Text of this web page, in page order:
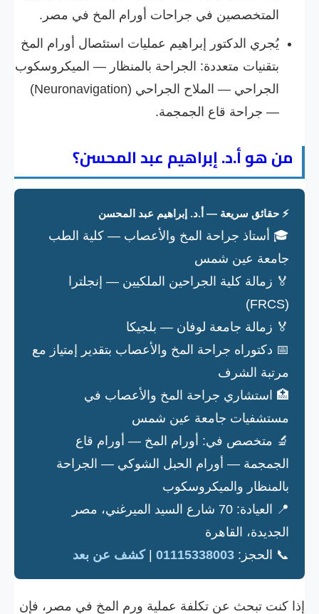
المتخصصين في جراحات أورام المخ في مصر.
يُجري الدكتور إبراهيم عمليات استئصال أورام المخ
بتقنيات متعددة: الجراحة بالمنظار — الميكروسكوب
الجراحي — الملاح الجراحي (Neuronavigation)
— جراحة قاع الجمجمة.
من هو أ.د. إبراهيم عبد المحسن؟
⚡ حقائق سريعة — أ.د. إبراهيم عبد المحسن
🎓 أستاذ جراحة المخ والأعصاب — كلية الطب
جامعة عين شمس
🏅 زمالة كلية الجراحين الملكيين — إنجلترا
(FRCS)
🏅 زمالة جامعة لوفان — بلجيكا
📅 دكتوراه جراحة المخ والأعصاب بتقدير إمتياز مع
مرتبة الشرف
🏥 استشاري جراحة المخ والأعصاب في
مستشفيات جامعة عين شمس
🔬 متخصص في: أورام المخ — أورام قاع
الجمجمة — أورام الحبل الشوكي — الجراحة
بالمنظار والميكروسكوب
📍 العيادة: 70 شارع السيد الميرغني، مصر
الجديدة، القاهرة
📞 الحجز: 01115338003
|كشف عن بعد
إذا كنت تبحث عن تكلفة عملية ورم المخ في مصر، فإن